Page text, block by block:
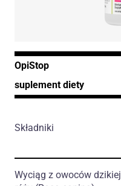
OpiStop
suplement diety
Składniki
Wyciąg z owoców dzikiej